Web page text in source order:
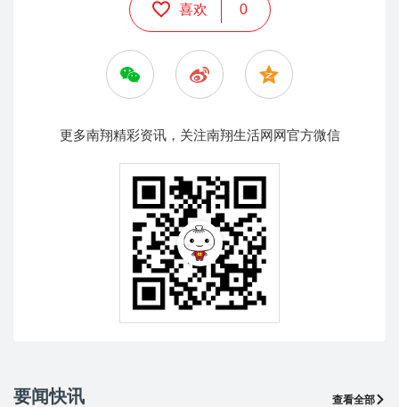
喜欢 0
更多南翔精彩资讯，关注南翔生活网网官方微信
要闻快讯 查看全部